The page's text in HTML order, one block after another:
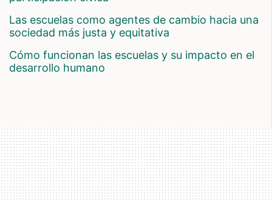
las escuelas como agentes de cambio hacia una
sociedad más justa y equitativa
cómo funcionan las escuelas y su impacto en el
desarrollo humano